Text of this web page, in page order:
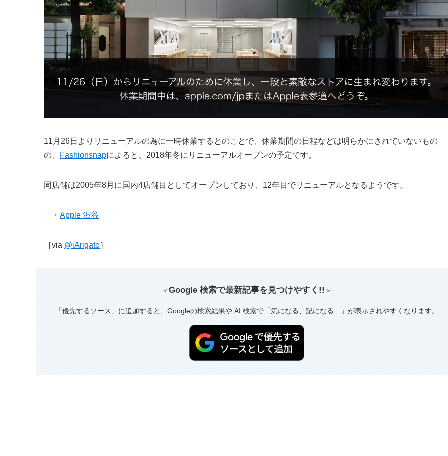
11月26日よりリニューアルの為に一時休業するとのことで、休業期間の日程などは明らかにされていないもの
の、
Fashionsnapによると、2018年冬にリニューアルオープンの予定です。
同店舗は2005年8月に国内4店舗目としてオープンしており、12年目でリニューアルとなるようです。
・ Apple 渋谷
［via @iArigato］
＜Google 検索で最新記事を見つけやすく!! ＞
「優先するソース」に追加すると、Googleの検索結果や AI 検索で「気になる、記になる…」が表示されやすくなります。